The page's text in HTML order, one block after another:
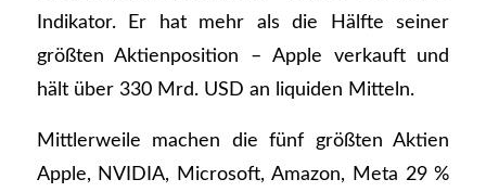
Indikator. Er hat mehr als die Hälfte seiner
größten Aktienposition – Apple verkauft und
hält über 330 Mrd. USD an liquiden Mitteln.
Mittlerweile machen die fünf größten Aktien
Apple, NVIDIA, Microsoft, Amazon, Meta 29 %